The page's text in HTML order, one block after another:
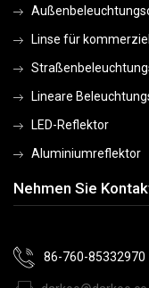
Linse für
Lineare
LED-Reflektor
Aluminiumreflektor
Nehmen Sie
86-760-85332970